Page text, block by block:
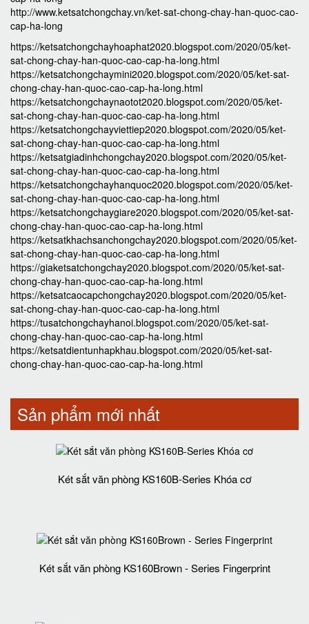
http://www.ketsatchongchay.vn/ket-sat-chong-chay-han-quoc-cao-
cap-ha-long
https://ketsatchongchayhoaphat2020.blogspot.com/2020/05/ket-
sat-chong-chay-han-quoc-cao-cap-ha-long.html
https://ketsatchongchaymini2020.blogspot.com/2020/05/ket-sat-
chong-chay-han-quoc-cao-cap-ha-long.html
https://ketsatchongchaynaotot2020.blogspot.com/2020/05/ket-
sat-chong-chay-han-quoc-cao-cap-ha-long.html
https://ketsatchongchayviettiep2020.blogspot.com/2020/05/ket-
sat-chong-chay-han-quoc-cao-cap-ha-long.html
https://ketsatgiadinhchongchay2020.blogspot.com/2020/05/ket-
sat-chong-chay-han-quoc-cao-cap-ha-long.html
https://ketsatchongchayhanquoc2020.blogspot.com/2020/05/ket-
sat-chong-chay-han-quoc-cao-cap-ha-long.html
https://ketsatchongchaygiare2020.blogspot.com/2020/05/ket-sat-
chong-chay-han-quoc-cao-cap-ha-long.html
https://ketsatkhachsanchongchay2020.blogspot.com/2020/05/ket-
sat-chong-chay-han-quoc-cao-cap-ha-long.html
https://giaketsatchongchay2020.blogspot.com/2020/05/ket-sat-
chong-chay-han-quoc-cao-cap-ha-long.html
https://ketsatcaocapchongchay2020.blogspot.com/2020/05/ket-
sat-chong-chay-han-quoc-cao-cap-ha-long.html
https://tusatchongchayhanoi.blogspot.com/2020/05/ket-sat-
chong-chay-han-quoc-cao-cap-ha-long.html
https://ketsatdientunhapkhau.blogspot.com/2020/05/ket-sat-
chong-chay-han-quoc-cao-cap-ha-long.html
Sản phẩm mới nhất
Két sắt văn phòng KS160B-Series Khóa cơ
Két sắt văn phòng KS160Brown - Series Fingerprint